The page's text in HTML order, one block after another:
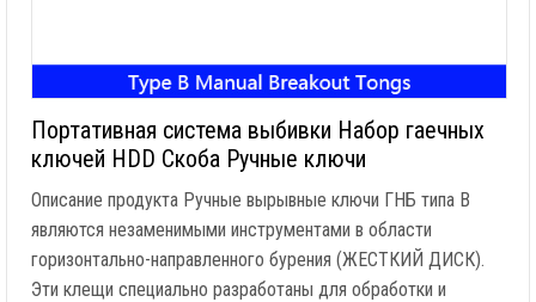
Портативная система выбивки Набор гаечных
ключей HDD Скоба Ручные ключи
Описание продукта Ручные вырывные ключи ГНБ типа B
являются незаменимыми инструментами в области
горизонтально-направленного бурения (ЖЕСТКИЙ ДИСК).
Эти клещи специально разработаны для обработки и